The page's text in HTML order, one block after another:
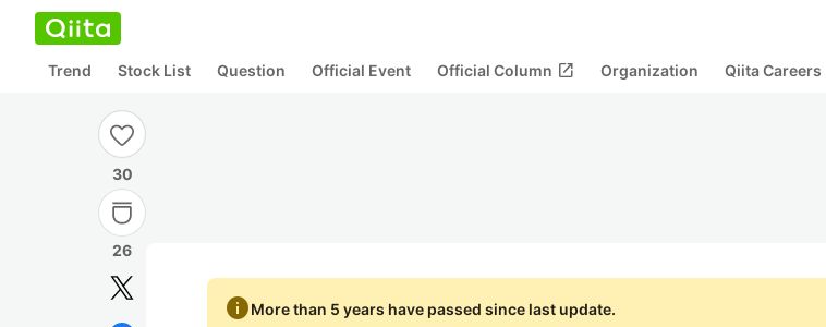
Trend Stock List Question Official Event Official Column open_in_new Organization Qiita Careers
30
26
infoMore than 5 years have passed since last update.